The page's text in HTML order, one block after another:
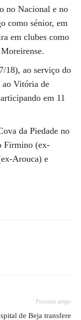
no Nacional e no
como sénior, em
em clubes como
18), ao serviço do
ao Vitória de
em 11
da Piedade no
Firmino (ex-
Arouca) e
Próximo artigo
de Beja transfere